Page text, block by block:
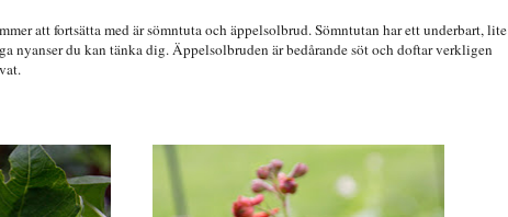
att fortsätta med är sömntuta och äppelsolbrud. Sömntutan har ett underbart, lite
nyanser du kan tänka dig. Äppelsolbruden är bedårande söt och doftar verkligen